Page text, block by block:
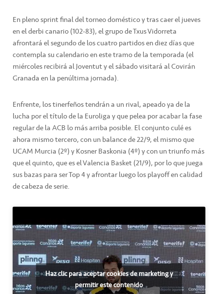
En pleno sprint final del torneo doméstico y tras caer el jueves
en el derbi canario (102-83), el grupo de Txus Vidorreta
afrontará el segundo de los cuatro partidos en diez días que
contempla su calendario en este tramo de la temporada (el
miércoles recibirá al Joventut y el sábado visitará al Covirán
Granada en la penúltima jornada).
Enfrente, los tinerfeños tendrán a un rival, apeado ya de la
lucha por el título de la Euroliga y que pelea por acabar la fase
regular de la ACB lo más arriba posible. El conjunto culé es
ahora mismo tercero, con un balance de 22/9, el mismo que
UCAM Murcia (2º) y Kosner Baskonia (4º) y con un triunfo más
que el quinto, que es el Valencia Basket (21/9), por lo que juega
sus bazas para ser Top 4 y afrontar luego los playoff en calidad
de cabeza de serie.
Haz clic para aceptar cookies de marketing y
permitir este contenido